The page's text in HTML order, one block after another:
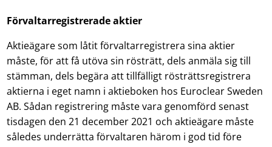
Förvaltarregistrerade aktier
Aktieägare som låtit förvaltarregistrera sina aktier
måste, för att få utöva sin rösträtt, dels anmäla sig till
stämman, dels begära att tillfälligt rösträttsregistrera
aktierna i eget namn i aktieboken hos Euroclear Sweden
AB. Sådan registrering måste vara genomförd senast
tisdagen den 21 december 2021 och aktieägare måste
således underrätta förvaltaren härom i god tid före